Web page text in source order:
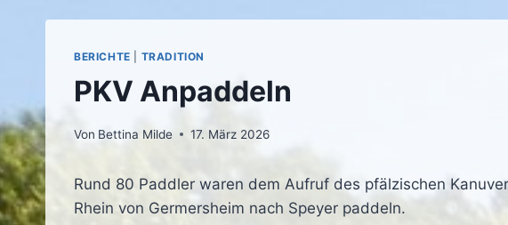
BERICHTE TRADITION
PKV Anpaddeln
Von Bettina Milde 17. März 2026
Rund 80 Paddler waren dem Aufruf des pfälzischen
Rhein von Germersheim nach Speyer paddeln.